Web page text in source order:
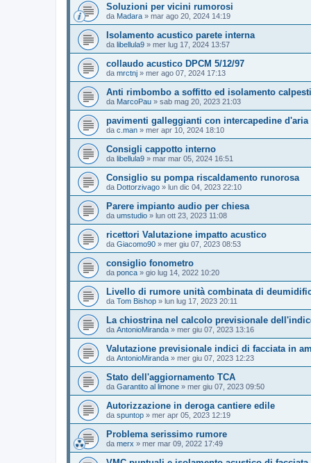
Soluzioni per vicini rumorosi
da Madara » mar ago 20, 2024 14:19
Isolamento acustico parete interna
da libellula9 » mer lug 17, 2024 13:57
collaudo acustico DPCM 5/12/97
da mrctnj » mer ago 07, 2024 17:13
Anti rimbombo a soffitto ed isolamento
da MarcoPau » sab mag 20, 2023 21:03
pavimenti galleggianti con intercapedine d'aria
da c.man » mer apr 10, 2024 18:10
Consigli cappotto interno
da libellula9 » mar mar 05, 2024 16:51
Consiglio su pompa riscaldamento runorosa
da Dottorzivago » lun dic 04, 2023 22:10
Parere impianto audio per chiesa
da umstudio » lun ott 23, 2023 11:08
ricettori Valutazione impatto acustico
da Giacomo90 » mer giu 07, 2023 08:53
consiglio fonometro
da ponca » gio lug 14, 2022 10:20
Livello di rumore unità combinata di
da Tom Bishop » lun lug 17, 2023 20:11
La chiostrina nel calcolo previsionale
da AntonioMiranda » mer giu 07, 2023 13:16
Valutazione previsionale indici di facciata in
da AntonioMiranda » mer giu 07, 2023 12:23
Stato dell'aggiornamento TCA
da Garantito al limone » mer giu 07, 2023 09:50
Autorizzazione in deroga cantiere edile
da spuntop » mer apr 05, 2023 12:19
Problema serissimo rumore
da merx » mer mar 09, 2022 17:49